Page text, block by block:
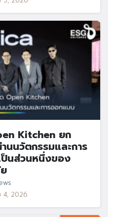
Kitchen ยก
นวัตกรรมและการ
นส่วนหนึ่งของ
4, 2026